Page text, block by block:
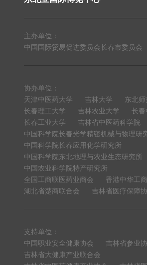
主办单位：
中国国际贸易促进委员会长春市委员会
协办单位：
天津中医药大学
吉林大学
东北
长春理工大学
吉林农业大学
长春
长春工业大学
吉林省中医药科学院
中国科学院长春光学精密机械与物理研
中国科学院长春应用化学研究所
中国科学院东北地理与农业生态研究所
中国农业科学院特产研究所
全国工商联医药业商会
香港中华工
湖北省楚商联合会
吉林省医疗保障
支持单位：
中国职业安全健康协会
吉林省参业
吉林省大健康产业联合会